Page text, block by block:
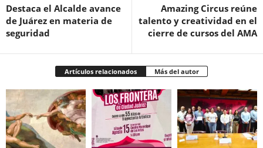
Destaca el Alcalde avance
de Juárez en materia de
seguridad
Amazing Circus reúne
talento y creatividad en el
cierre de cursos del AMA
Artículos relacionados Más del autor